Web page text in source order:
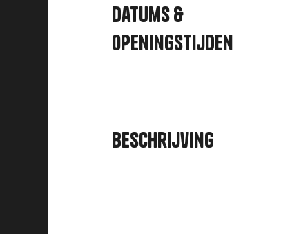
Datums &
openingstijden
Beschrijving